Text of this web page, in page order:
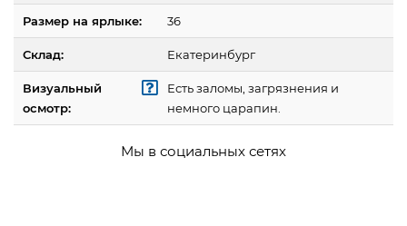
Размер на ярлыке: 36
Склад: Екатеринбург
Визуальный
осмотр:
Есть заломы, загрязнения и
немного царапин.
Мы в социальных сетях